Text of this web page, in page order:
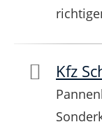
Kfz